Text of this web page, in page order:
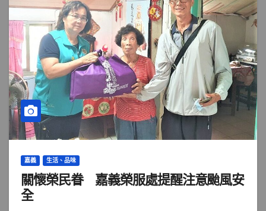
嘉義 生活、品味
關懷榮民眷 嘉義榮服處提醒注意颱風安
全